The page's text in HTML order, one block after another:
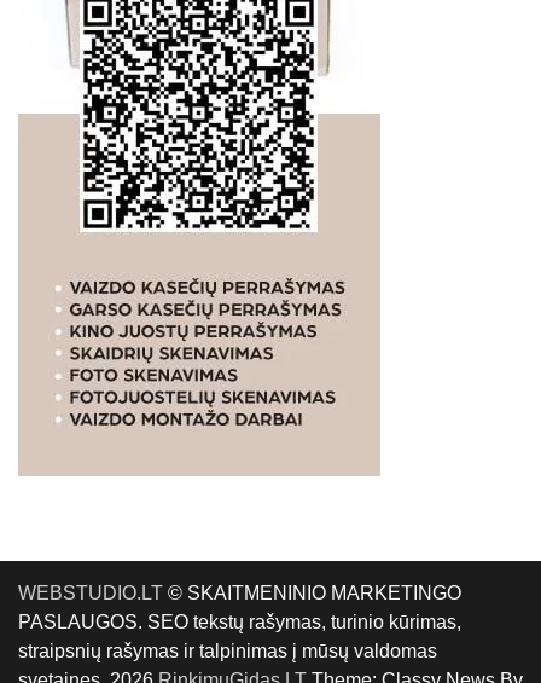
WEBSTUDIO.LT © SKAITMENINIO MARKETINGO
PASLAUGOS. SEO tekstų rašymas, turinio kūrimas,
straipsnių rašymas ir talpinimas į mūsų valdomas